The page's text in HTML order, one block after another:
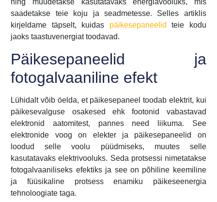
ning muudetakse kasutatavaks energiavooluks, mis
saadetakse teie koju ja seadmetesse. Selles artiklis
kirjeldame täpselt, kuidas päikesepaneelidteie kodu
jaoks taastuvenergiat toodavad.
Päikesepaneelid ja
fotogalvaaniline efekt
Lühidalt võib öelda, et päikesepaneel toodab elektrit, kui
päikesevalguse osakesed ehk footonid vabastavad
elektronid aatomitest, pannes need liikuma. See
elektronide voog on elekter ja päikesepaneelid on
loodud selle voolu püüdmiseks, muutes selle
kasutatavaks elektrivooluks. Seda protsessi nimetatakse
fotogalvaaniliseks efektiks ja see on põhiline keemiline
ja füüsikaline protsess enamiku päikeseenergia
tehnoloogiate taga.